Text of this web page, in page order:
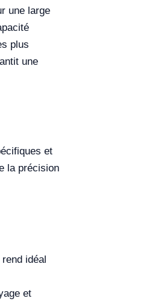
une large
plus
une
et
la précision
idéal
et